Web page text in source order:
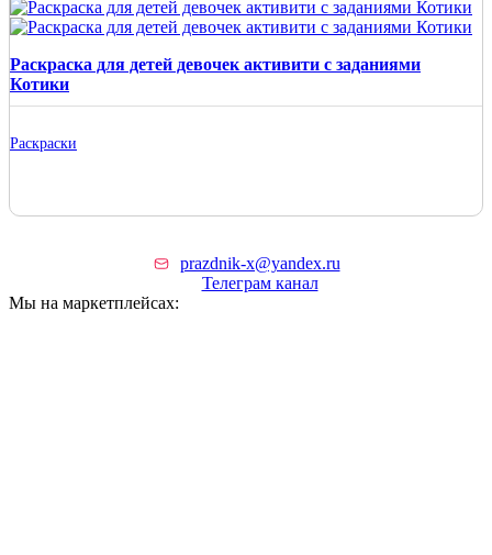
Раскраска для детей девочек активити с заданиями
Котики
Раскраски
prazdnik-x@yandex.ru
Телеграм канал
Мы на маркетплейсах: